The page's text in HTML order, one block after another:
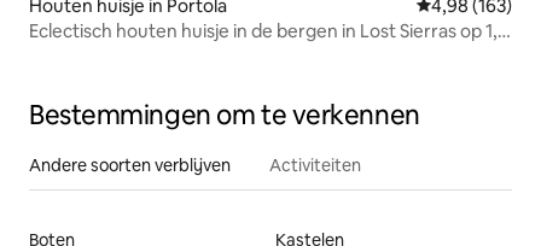
Houten huisje in Portola Gemiddelde
4,98 (163)
Eclectisch houten huisje in de bergen in Lost Sierras op 1,2
Bestemmingen om te verkennen
Andere soorten verblijven Activiteiten
Boten
Kastelen